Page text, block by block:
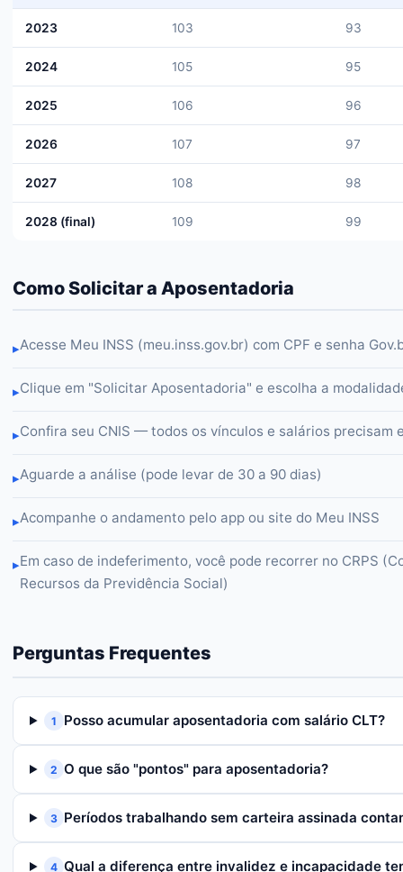
2023 103 93
2024 105 95
2025 106 96
2026 107 97
2027 108 98
2028 (final) 109 99
Como Solicitar a Aposentadoria
▸Acesse Meu INSS (meu.inss.gov.br) com CPF e senha
▸Clique em "Solicitar Aposentadoria" e escolha a
▸Confira seu CNIS — todos os vínculos e salários precisam
▸Aguarde a análise (pode levar de 30 a 90 dias)
▸Acompanhe o andamento pelo app ou site do Meu INSS
▸Em caso de indeferimento, você pode recorrer no CRPS
Recursos da Previdência Social)
Perguntas Frequentes
1 Posso acumular aposentadoria com salário CLT?
2 O que são "pontos" para aposentadoria?
3 Períodos trabalhando sem carteira assinada
4 Qual a diferença entre invalidez e incapacidade